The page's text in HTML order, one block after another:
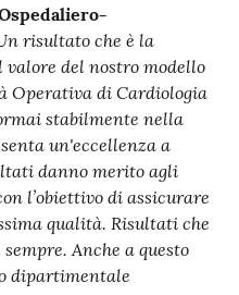
risultato che è la
del nostro modello
Operativa di Cardiologia
stabilmente nella
un'eccellenza a
danno merito agli
l’obiettivo di assicurare
qualità. Risultati che
Anche a questo
dipartimentale